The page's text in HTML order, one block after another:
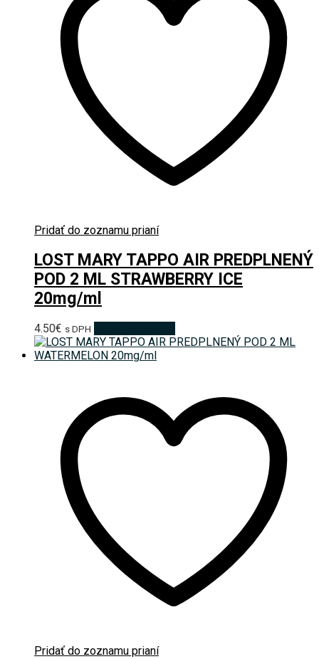
Pridať do zoznamu prianí
LOST MARY TAPPO AIR PREDPLNENÝ
POD 2 ML STRAWBERRY ICE
20mg/ml
4.50€ s DPH
Pridať do zoznamu prianí